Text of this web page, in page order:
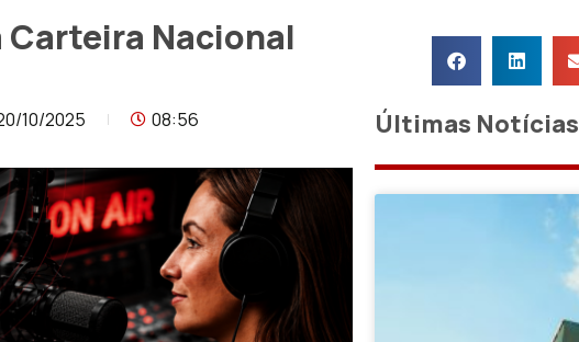
Nacional
10/2025 08:56 Últimas Notícias